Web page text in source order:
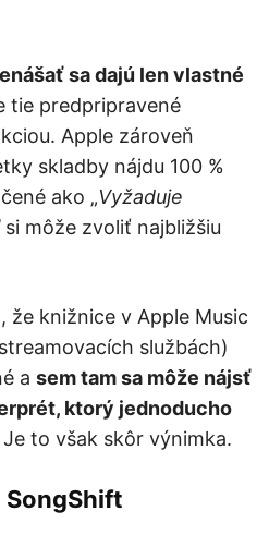
sa dajú len vlastné
tie predpripravené
Apple zároveň
skladby nájdu 100 %
ako „Vyžaduje
si môže zvoliť najbližšiu
že knižnice v Apple Music
službách)
a sem tam sa môže nájsť
ktorý jednoducho
Je to však skôr výnimka.
SongShift